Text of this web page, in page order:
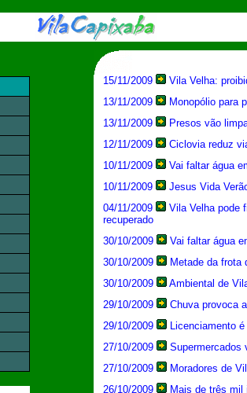
15/11/2009
Vila Velha:
13/11/2009
Monopólio para
13/11/2009
Presos vão
12/11/2009
Ciclovia reduz
10/11/2009
Vai faltar água
10/11/2009
Jesus Vida
04/11/2009
Vila Velha pode
recuperado
30/10/2009
Vai faltar água
30/10/2009
Metade da frota
30/10/2009
Ambiental de
29/10/2009
Chuva provoca
29/10/2009
Licenciamento é
27/10/2009
Supermercados
27/10/2009
Moradores de
26/10/2009
Mais de três mil